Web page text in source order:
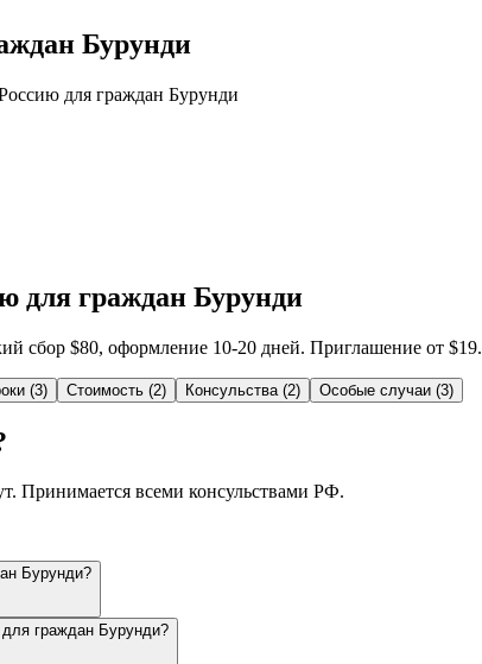
Бурунди
для граждан Бурунди
для граждан Бурунди
сбор $80, оформление 10-20 дней. Приглашение от $19.
(3) Стоимость (2) Консульства (2) Особые случаи (3)
Принимается всеми консульствами РФ.
Бурунди?
граждан Бурунди?